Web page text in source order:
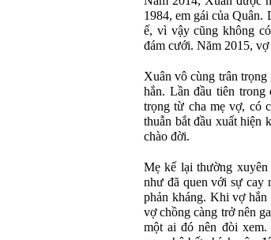
1984, em gái của
ế, vì vậy cũng không
đám cưới. Năm 2015,
Xuân vô cùng trân
hắn. Lần đầu tiên
trọng từ cha mẹ vợ, có
thuẫn bắt đầu xuất hiện
chào đời.
Mẹ kế lại thường
như đã quen với sự cay
phản kháng. Khi vợ
vợ chồng càng trở nên
một ai đó nên đòi